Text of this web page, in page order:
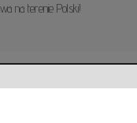
na terenie Polski!